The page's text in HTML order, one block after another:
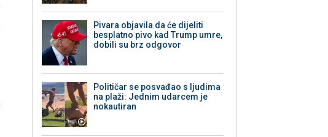
Pivara objavila da će dijeliti
besplatno pivo kad Trump umre,
dobili su brz odgovor
Političar se posvađao s ljudima
na plaži: Jednim udarcem je
nokautiran